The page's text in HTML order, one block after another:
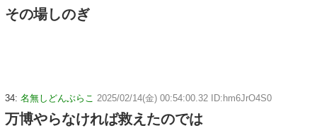
その場しのぎ
34: 名無しどんぶらこ 2025/02/14(金) 00:54:00.32 ID:hm6JrO4S0
万博やらなければ救えたのでは